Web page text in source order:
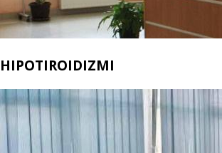
HIPOTIROIDIZMI